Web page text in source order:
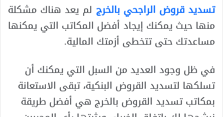
تسديد قروض الراجحي بالخرج لم يعد هناك مشكلة
منها حيث يمكنك إيجاد أفضل المكاتب التي يمكنها
مساعدتك حتى تتخطى أزمتك المالية.
في ظل وجود العديد من السبل التي يمكنك أن
تسلكها لتسديد القروض البنكية، تبقى الاستعانة
بمكاتب تسديد القروض بالخرج هي أفضل طريقة